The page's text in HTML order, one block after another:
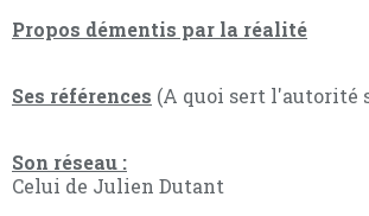
Propos démentis par la réalité
Ses références (A quoi sert l'autorité
Son réseau :
Celui de Julien Dutant